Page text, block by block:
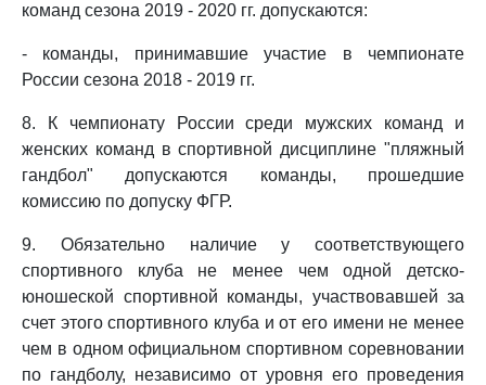
команд сезона 2019 - 2020 гг. допускаются:
- команды, принимавшие участие в чемпионате
России сезона 2018 - 2019 гг.
8. К чемпионату России среди мужских команд и
женских команд в спортивной дисциплине "пляжный
гандбол" допускаются команды, прошедшие
комиссию по допуску ФГР.
9. Обязательно наличие у соответствующего
спортивного клуба не менее чем одной детско-
юношеской спортивной команды, участвовавшей за
счет этого спортивного клуба и от его имени не менее
чем в одном официальном спортивном соревновании
по гандболу, независимо от уровня его проведения